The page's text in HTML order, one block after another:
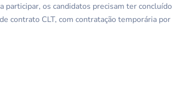
os candidatos precisam ter concluído
contrato CLT, com contratação temporária por